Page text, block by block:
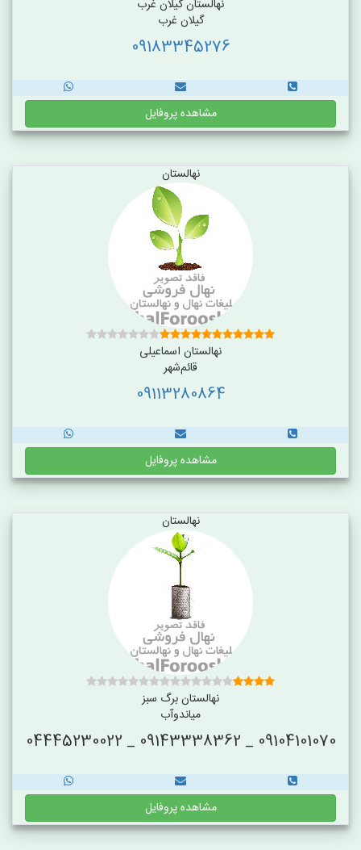
نهالستان گیلان غرب
گیلان غرب
09183345276
مشاهده پروفایل
نهالستان
نهالستان اسماعیلی
قائم‌شهر
09113280864
مشاهده پروفایل
نهالستان
نهالستان برگ سبز
میاندوآب
09104101070 _ 09143338362 _ 04445230022
مشاهده پروفایل